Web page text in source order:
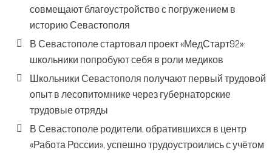
совмещают благоустройство с погружением в
историю Севастополя
В Севастополе стартовал проект «МедСтарт92»:
школьники попробуют себя в роли медиков
Школьники Севастополя получают первый трудовой
опыт в лесопитомнике через губернаторские
трудовые отряды
В Севастополе родители, обратившихся в центр
«Работа России», успешно трудоустроились с учётом